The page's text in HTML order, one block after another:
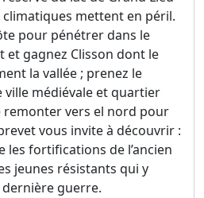
mettent en péril.
pour pénétrer dans le
et gagnez Clisson dont le
la vallée ; prenez le
médiévale et quartier
remonter vers el nord pour
vous invite à découvrir :
les fortifications de l’ancien
jeunes résistants qui y
guerre.